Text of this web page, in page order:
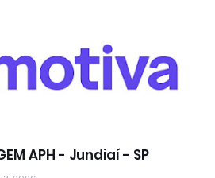
APH - Jundiaí - SP